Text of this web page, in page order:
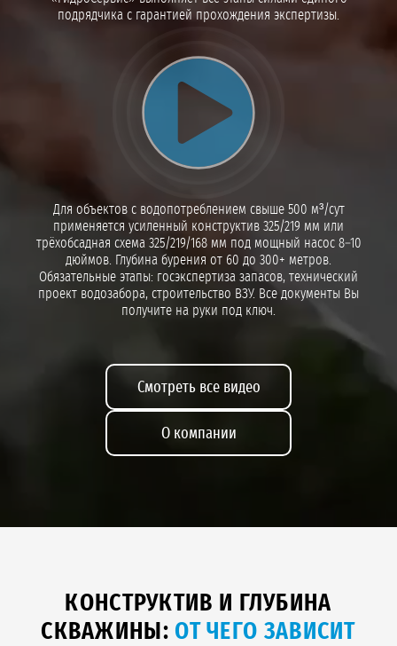
подрядчика с гарантией прохождения экспертизы.
Воспроизвести видео
Для объектов с водопотреблением свыше 500 м³/сут
применяется усиленный конструктив 325/219 мм или
трёхобсадная схема 325/219/168 мм под мощный насос 8–10
дюймов. Глубина бурения от 60 до 300+ метров.
Обязательные этапы: госэкспертиза запасов, технический
проект водозабора, строительство ВЗУ. Все документы Вы
получите на руки под ключ.
Смотреть все видео
О компании
КОНСТРУКТИВ И ГЛУБИНА
СКВАЖИНЫ: ОТ ЧЕГО ЗАВИСИТ